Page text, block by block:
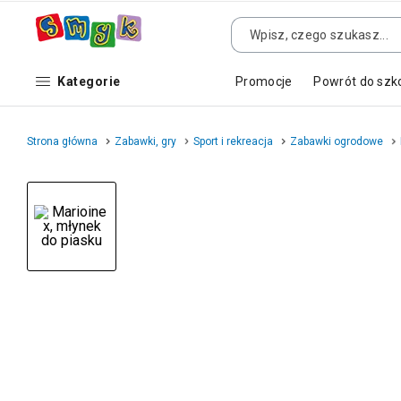
Kategorie Promocje Powrót do
Strona główna Zabawki, gry Sport i rekreacja Zabawki ogrodowe